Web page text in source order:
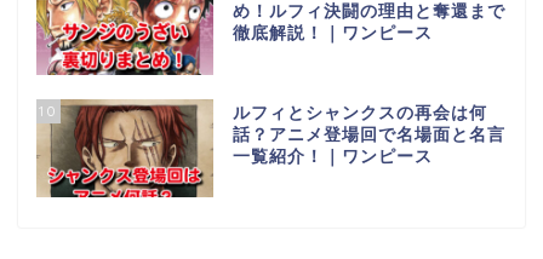
め！ルフィ決闘の理由と奪還まで
徹底解説！｜ワンピース
10
ルフィとシャンクスの再会は何
話？アニメ登場回で名場面と名言
一覧紹介！｜ワンピース